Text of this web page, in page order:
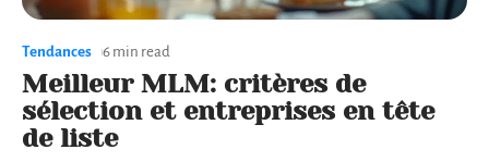
Tendances 6 min read
Meilleur MLM: critères de
sélection et entreprises en tête
de liste